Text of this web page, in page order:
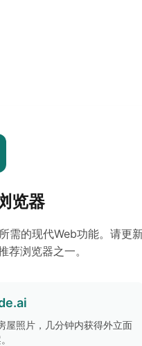
览器
需的现代Web功能。请更
荐浏览器之一。
屋照片，几分钟内获得外立面